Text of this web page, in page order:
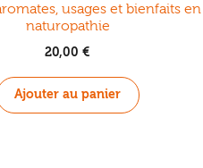
usages et bienfaits en
naturopathie
20,00€
Ajouter au panier